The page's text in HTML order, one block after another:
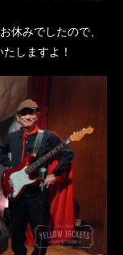
休みでしたので、
しますよ！